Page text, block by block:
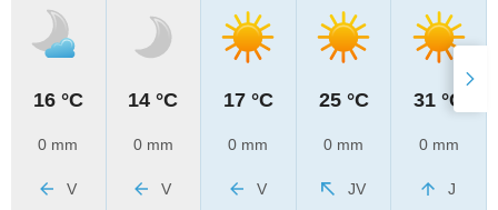
16 °C
0 mm
V
14 °C
0 mm
V
17 °C
0 mm
V
25 °C
0 mm
JV
31 °C
0 mm
J